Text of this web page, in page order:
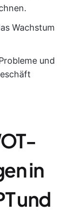
Wachstum
und
in
und